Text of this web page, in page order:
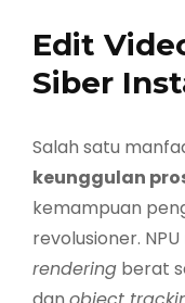
Edit
Siber
Salah satu
keunggulan
kemampuan
revolusioner.
rendering berat